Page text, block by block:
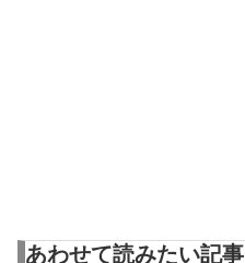
あわせて読みたい記事